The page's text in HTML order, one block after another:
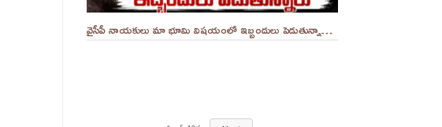
వైసీపీ నాయకులు మా భూమి విషయంలో ఇబ్బందులు పెడుతున్నారు సార్ .. ||YES 9TV